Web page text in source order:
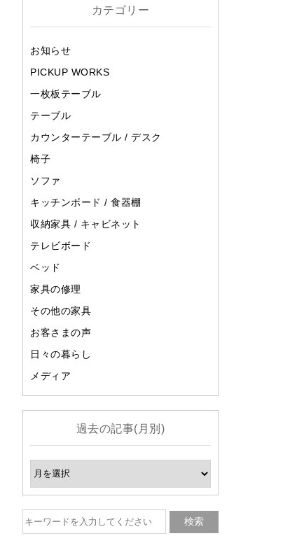
カテゴリー
お知らせ
PICKUP WORKS
一枚板テーブル
テーブル
カウンターテーブル / デスク
椅子
ソファ
キッチンボード / 食器棚
収納家具 / キャビネット
テレビボード
ベッド
家具の修理
その他の家具
お客さまの声
日々の暮らし
メディア
過去の記事(月別)